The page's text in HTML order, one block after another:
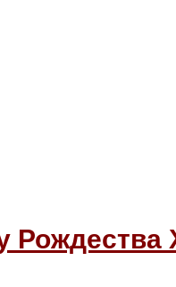
Рождества